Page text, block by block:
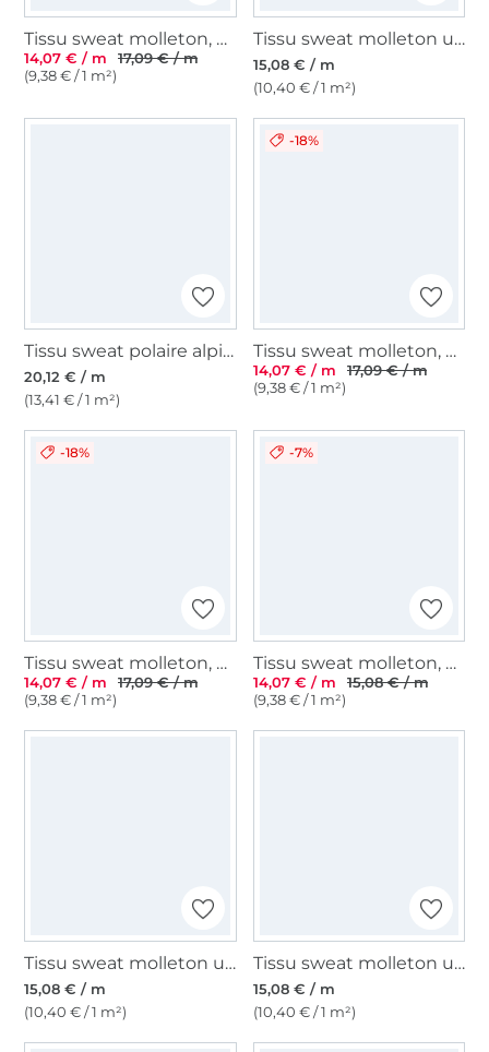
Tissu sweat molleton, bleu royal
14,07 € / m
17,09 € / m
(9,38 € / 1 m²)
Tissu sweat molleton uni, lilas
15,08 € / m
(10,40 € / 1 m²)
Tissu sweat polaire alpine Amelie, crème
20,12 € / m
(13,41 € / 1 m²)
-18%
Tissu sweat molleton, blanc cassé
14,07 € / m
17,09 € / m
(9,38 € / 1 m²)
-18%
Tissu sweat molleton, menthe chiné
14,07 € / m
17,09 € / m
(9,38 € / 1 m²)
-7%
Tissu sweat molleton, bordeaux
14,07 € / m
15,08 € / m
(9,38 € / 1 m²)
Tissu sweat molleton uni, vert foncé
15,08 € / m
(10,40 € / 1 m²)
Tissu sweat molleton uni, gris moyen chiné
15,08 € / m
(10,40 € / 1 m²)